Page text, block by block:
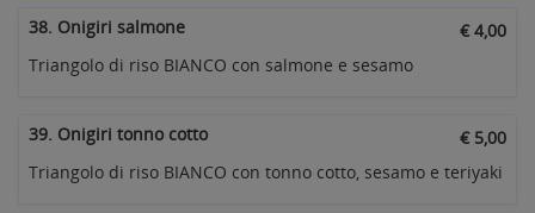
38. Onigiri salmone
€ 4,00
Triangolo di riso BIANCO con salmone e sesamo
39. Onigiri tonno cotto
€ 5,00
Triangolo di riso BIANCO con tonno cotto, sesamo e teriyaki